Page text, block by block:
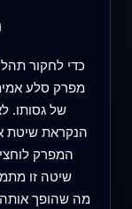
כדי לחקור
מפרק סלע
של גסותו.
הנקראת שיטת
המפרק
שיטה זו
מה שהופך אותה